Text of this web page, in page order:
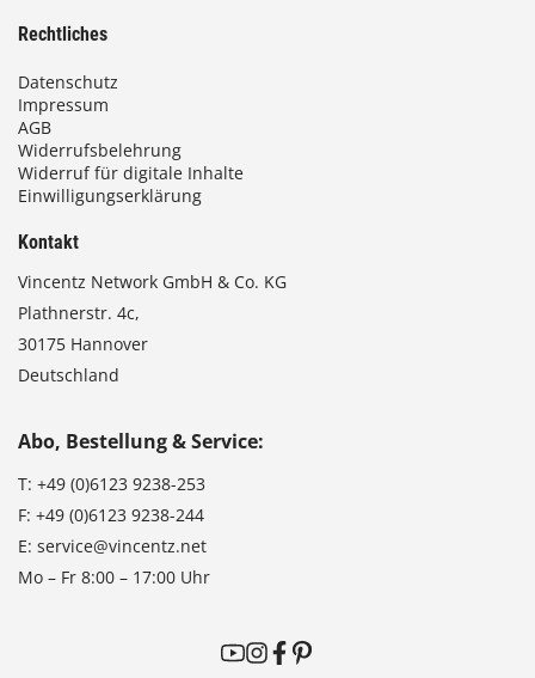
Rechtliches
Datenschutz
Impressum
AGB
Widerrufsbelehrung
Widerruf für digitale Inhalte
Einwilligungserklärung
Kontakt
Vincentz Network GmbH & Co. KG
Plathnerstr. 4c,
30175 Hannover
Deutschland
Abo, Bestellung & Service:
T: +49 (0)6123 9238-253
F: +49 (0)6123 9238-244
E: service@vincentz.net
Mo – Fr 8:00 – 17:00 Uhr